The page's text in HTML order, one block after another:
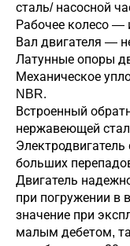
сталь/ насосной
Рабочее колесо —
Вал двигателя —
Латунные опоры
Механическое
NBR.
Встроенный
нержавеющей
больших
Двигатель
при погружении в
значение при
малым дебетом,